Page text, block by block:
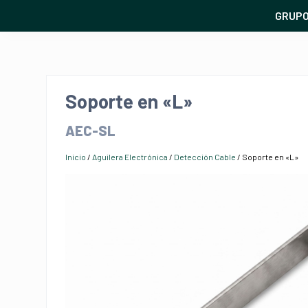
Soporte en «L»
AEC-SL
Inicio /Aguilera Electrónica / Detección Cable / Soporte en «L»